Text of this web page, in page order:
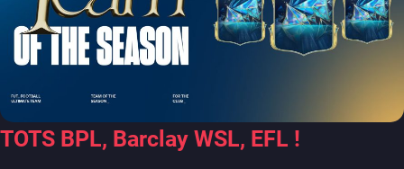
TOTS BPL, Barclay WSL, EFL !